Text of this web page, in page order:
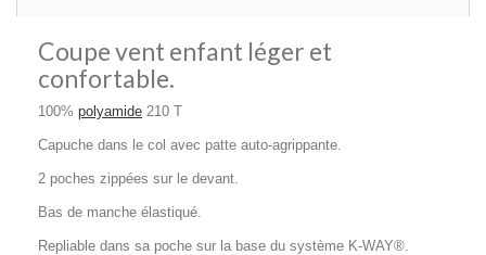
Coupe vent enfant léger et
confortable.
100% polyamide 210 T
Capuche dans le col avec patte auto-agrippante.
2 poches zippées sur le devant.
Bas de manche élastiqué.
Repliable dans sa poche sur la base du système K-WAY®.